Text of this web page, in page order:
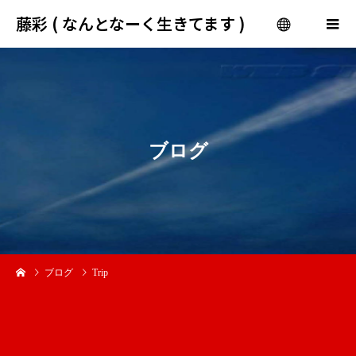
藤彩 ( なんとなーく生きてます )
menu
ブログ
ブログ Trip